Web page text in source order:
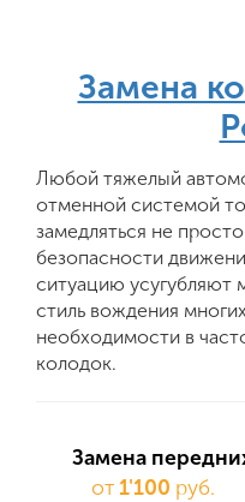
Замена
Любой тяжелый
отменной системой
замедляться не
безопасности
ситуацию
стиль вождения
необходимости в
колодок.
Замена
от 1'100 руб.